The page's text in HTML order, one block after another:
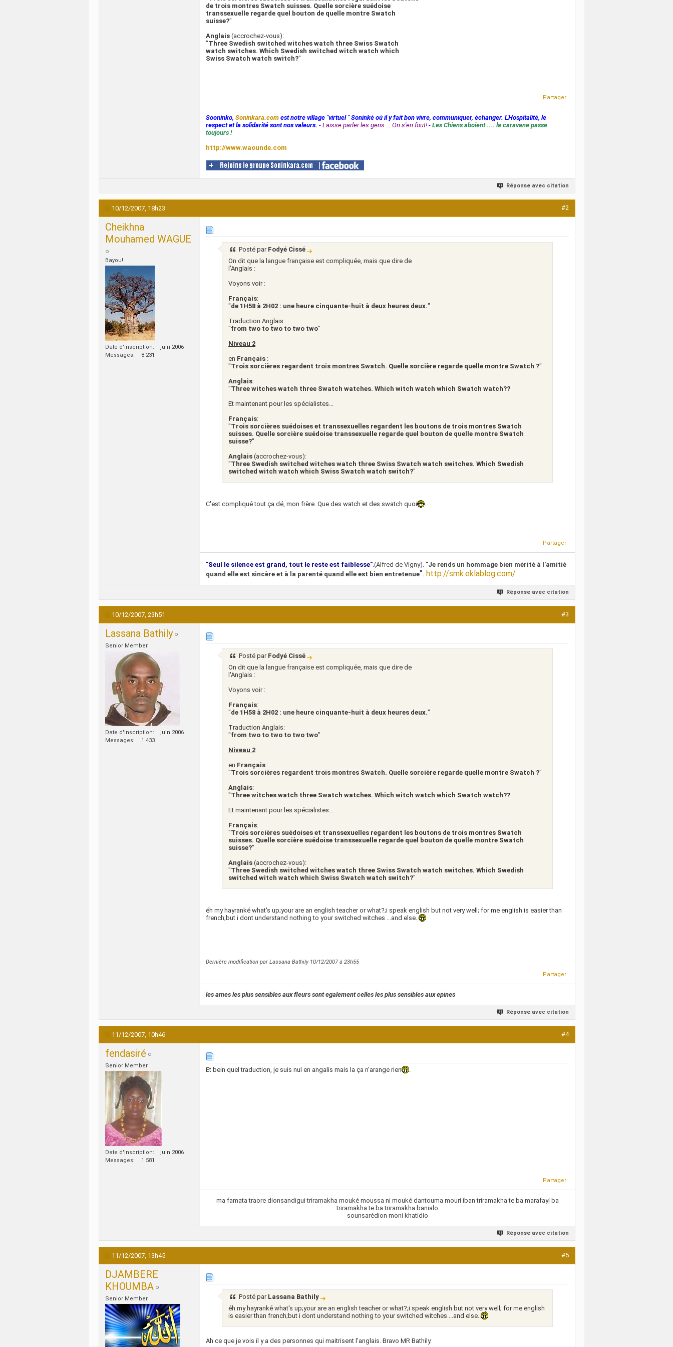
de trois montres Swatch suisses. Quelle sorcière suédoise
transsexuelle regarde quel bouton de quelle montre Swatch
suisse?"
Anglais (accrochez-vous):
"Three Swedish switched witches watch three Swiss Swatch
watch switches. Which Swedish switched witch watch which
Swiss Swatch watch switch?"
Partager
Sooninko, Soninkara.com est notre village "virtuel " Soninké où il y fait bon vivre, communiquer, échanger. L'Hospitalité, le
respect et la solidarité sont nos valeurs. - Laisse parler les gens ... On s'en fout! - Les Chiens aboient .... la caravane passe
toujours !
http://www.waounde.com
Réponse avec citation
10/12/2007, 18h23 #2
Cheikhna
Mouhamed WAGUE
Bayou!
Date d'inscription
juin 2006
Messages
8 231
Posté par Fodyé Cissé
On dit que la langue française est compliquée, mais que dire de
l'Anglais :
Voyons voir :
Français:
"de 1H58 à 2H02 : une heure cinquante-huit à deux heures deux."
Traduction Anglais:
"from two to two to two two"
Niveau 2
en Français :
"Trois sorcières regardent trois montres Swatch. Quelle sorcière regarde quelle montre Swatch ?"
Anglais:
"Three witches watch three Swatch watches. Which witch watch which Swatch watch??
Et maintenant pour les spécialistes...
Français:
"Trois sorcières suédoises et transsexuelles regardent les boutons de trois montres Swatch
suisses. Quelle sorcière suédoise transsexuelle regarde quel bouton de quelle montre Swatch
suisse?"
Anglais (accrochez-vous):
"Three Swedish switched witches watch three Swiss Swatch watch switches. Which Swedish
switched witch watch which Swiss Swatch watch switch?"
C'est compliqué tout ça dé, mon frère. Que des watch et des swatch quoi .
Partager
"Seul le silence est grand, tout le reste est faiblesse".(Alfred de Vigny). "Je rends un hommage bien mérité à l'amitié
quand elle est sincère et à la parenté quand elle est bien entretenue". http://smk.eklablog.com/
Réponse avec citation
10/12/2007, 23h51 #3
Lassana Bathily
Senior Member
Date d'inscription
juin 2006
Messages
1 433
Posté par Fodyé Cissé
On dit que la langue française est compliquée, mais que dire de
l'Anglais :
Voyons voir :
Français:
"de 1H58 à 2H02 : une heure cinquante-huit à deux heures deux."
Traduction Anglais:
"from two to two to two two"
Niveau 2
en Français :
"Trois sorcières regardent trois montres Swatch. Quelle sorcière regarde quelle montre Swatch ?"
Anglais:
"Three witches watch three Swatch watches. Which witch watch which Swatch watch??
Et maintenant pour les spécialistes...
Français:
"Trois sorcières suédoises et transsexuelles regardent les boutons de trois montres Swatch
suisses. Quelle sorcière suédoise transsexuelle regarde quel bouton de quelle montre Swatch
suisse?"
Anglais (accrochez-vous):
"Three Swedish switched witches watch three Swiss Swatch watch switches. Which Swedish
switched witch watch which Swiss Swatch watch switch?"
éh my hayranké what's up;your are an english teacher or what?;i speak english but not very well; for me english is easier than
french;but i dont understand nothing to your switched witches ...and else..
Dernière modification par Lassana Bathily 10/12/2007 à 23h55
Partager
les ames les plus sensibles aux fleurs sont egalement celles les plus sensibles aux epines
Réponse avec citation
11/12/2007, 10h46 #4
fendasiré
Senior Member
Date d'inscription
juin 2006
Messages
1 581
Et bein quel traduction, je suis nul en angalis mais la ça n'arange rien .
Partager
ma famata traore dionsandigui triramakha mouké moussa ni mouké dantouma mouri iban triramakha te ba marafayi ba
triramakha te ba triramakha banialo
sounsarédion moni khatidio
Réponse avec citation
11/12/2007, 13h45 #5
DJAMBERE
KHOUMBA
Senior Member Posté par Lassana Bathily
éh my hayranké what's up;your are an english teacher or what?;i speak english but not very well; for me english
is easier than french;but i dont understand nothing to your switched witches ...and else..
Ah ce que je vois il y a des personnes qui maitrisent l'anglais. Bravo MR Bathily.